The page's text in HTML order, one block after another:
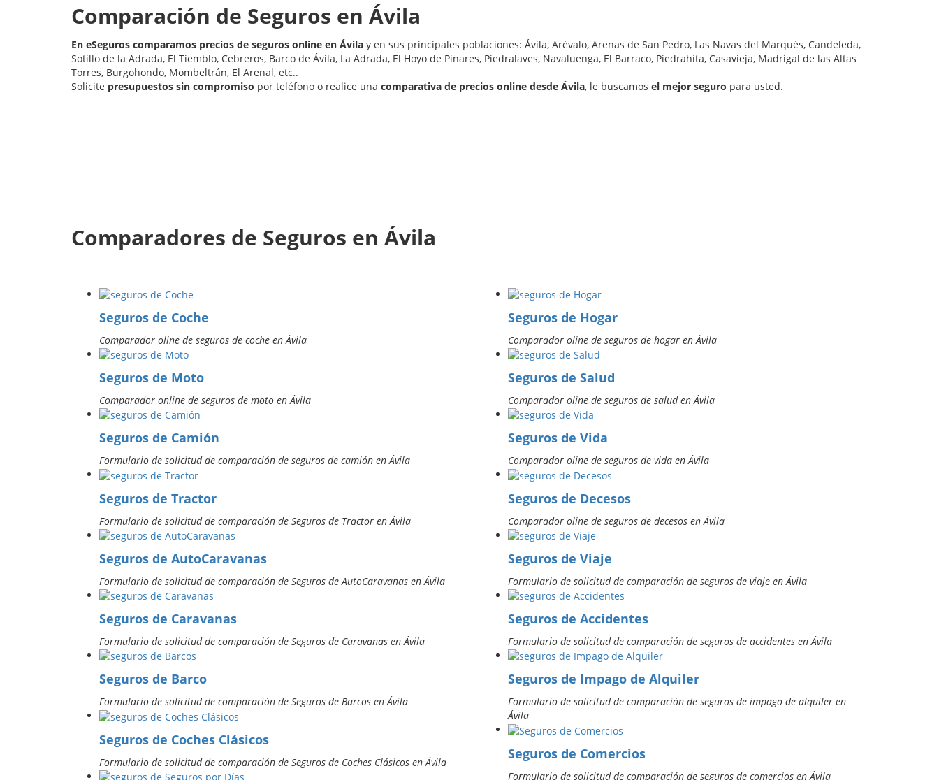
Comparación de Seguros en Ávila
En eSeguros comparamos precios de seguros online en Ávila y en sus principales poblaciones: Ávila, Arévalo, Arenas de San Pedro, Las Navas del Marqués, Candeleda,
Sotillo de la Adrada, El Tiemblo, Cebreros, Barco de Ávila, La Adrada, El Hoyo de Pinares, Piedralaves, Navaluenga, El Barraco, Piedrahíta, Casavieja, Madrigal de las Altas
Torres, Burgohondo, Mombeltrán, El Arenal, etc..
Solicite presupuestos sin compromiso por teléfono o realice una comparativa de precios online desde Ávila, le buscamos el mejor seguro para usted.
Comparadores de Seguros en Ávila
Seguros de Coche
Comparador oline de seguros de coche en Ávila
Seguros de Moto
Comparador online de seguros de moto en Ávila
Seguros de Camión
Formulario de solicitud de comparación de seguros de camión en Ávila
Seguros de Tractor
Formulario de solicitud de comparación de Seguros de Tractor en Ávila
Seguros de AutoCaravanas
Formulario de solicitud de comparación de Seguros de AutoCaravanas en Ávila
Seguros de Caravanas
Formulario de solicitud de comparación de Seguros de Caravanas en Ávila
Seguros de Barco
Formulario de solicitud de comparación de Seguros de Barcos en Ávila
Seguros de Coches Clásicos
Formulario de solicitud de comparación de Seguros de Coches Clásicos en Ávila
Seguros de Hogar
Comparador oline de seguros de hogar en Ávila
Seguros de Salud
Comparador oline de seguros de salud en Ávila
Seguros de Vida
Comparador oline de seguros de vida en Ávila
Seguros de Decesos
Comparador oline de seguros de decesos en Ávila
Seguros de Viaje
Formulario de solicitud de comparación de seguros de viaje en Ávila
Seguros de Accidentes
Formulario de solicitud de comparación de seguros de accidentes en Ávila
Seguros de Impago de Alquiler
Formulario de solicitud de comparación de seguros de impago de alquiler en
Ávila
Seguros de Comercios
Formulario de solicitud de comparación de seguros de comercios en Ávila